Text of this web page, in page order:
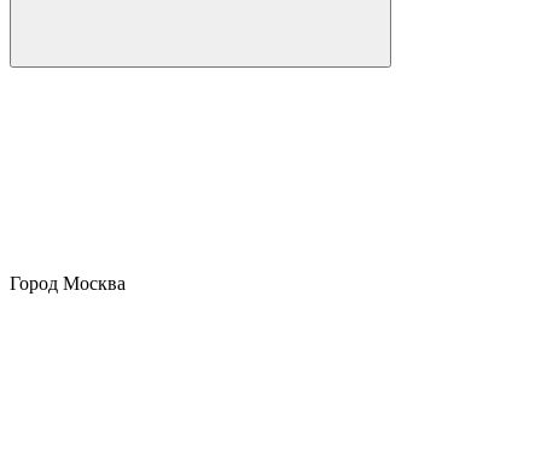
Город Москва